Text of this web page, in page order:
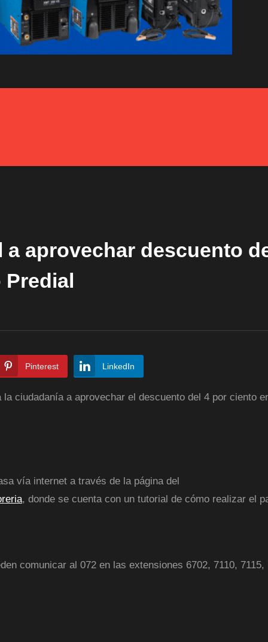
aprovechar descuento
Pinterest LinkedIn
ciudadanía a aprovechar el descuento del 4 por ciento
vía internet a través de la página del
, donde se cuenta con un tutorial de cómo realizar el
comunicar al 072 en las extensiones 6702, 7110, 7115,